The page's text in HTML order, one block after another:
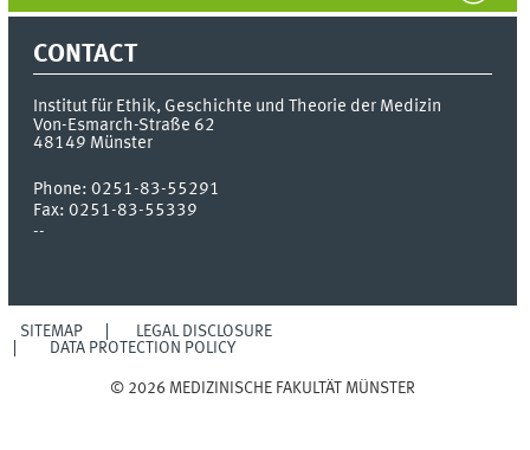
CONTACT
Institut für Ethik, Geschichte und Theorie der Medizin
Von-Esmarch-Straße 62
48149 Münster
Phone:0251-83-55291
Fax:0251-83-55339
--
SITEMAP
LEGAL DISCLOSURE
DATA PROTECTION POLICY
© 2026 MEDIZINISCHE FAKULTÄT MÜNSTER